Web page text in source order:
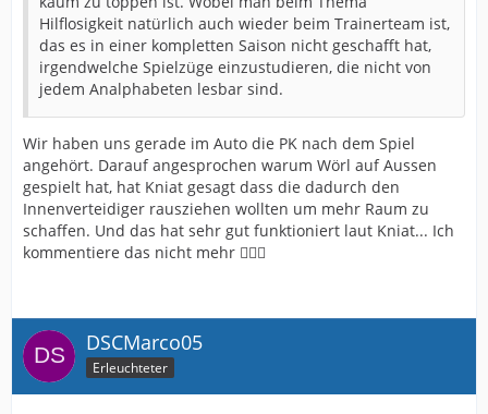
Hilflosigkeit natürlich auch wieder beim Trainerteam ist,
das es in einer kompletten Saison nicht geschafft hat,
irgendwelche Spielzüge einzustudieren, die nicht von
jedem Analphabeten lesbar sind.
Wir haben uns gerade im Auto die PK nach dem Spiel
angehört. Darauf angesprochen warum Wörl auf Aussen
gespielt hat, hat Kniat gesagt dass die dadurch den
Innenverteidiger rausziehen wollten um mehr Raum zu
schaffen. Und das hat sehr gut funktioniert laut Kniat... Ich
kommentiere das nicht mehr 🤷🏼‍♂️
DSCMarco05
Erleuchteter